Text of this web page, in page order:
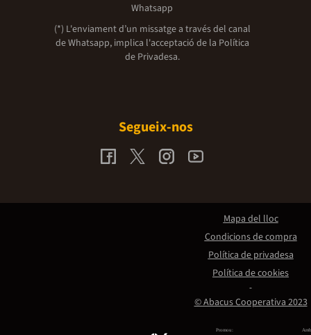
Whatsapp
(*) L'enviament d’un missatge a través del canal
de Whatsapp, implica l'acceptació de la Política
de Privadesa.
Segueix-nos
Promou:
© Abacus Cooperativa 2023
Mapa del lloc
Condicions de compra
Política de privadesa
Política de cookies